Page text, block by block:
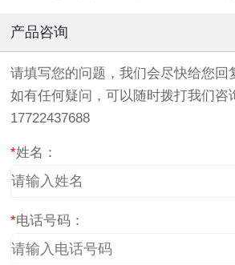
产品咨询
请填写您的问题，我们会尽快给您回
如有任何疑问，可以随时拨打我们咨
17722437688
*姓名：
*电话号码：